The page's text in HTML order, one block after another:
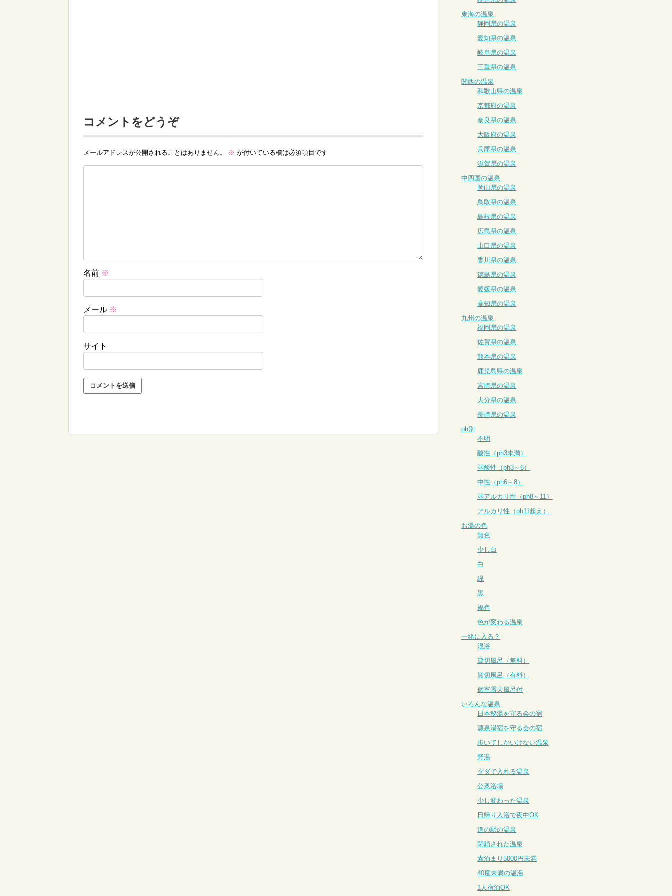
コメントをどうぞ
メールアドレスが公開されることはありません。 ※ が付いている欄は必須項目です
名前 ※
メール ※
サイト
東海の温泉
静岡県の温泉
愛知県の温泉
岐阜県の温泉
三重県の温泉
関西の温泉
和歌山県の温泉
京都府の温泉
奈良県の温泉
大阪府の温泉
兵庫県の温泉
滋賀県の温泉
中四国の温泉
岡山県の温泉
鳥取県の温泉
島根県の温泉
広島県の温泉
山口県の温泉
香川県の温泉
徳島県の温泉
愛媛県の温泉
高知県の温泉
九州の温泉
福岡県の温泉
佐賀県の温泉
熊本県の温泉
鹿児島県の温泉
宮崎県の温泉
大分県の温泉
長崎県の温泉
ph別
不明
酸性（ph3未満）
弱酸性（ph3～6）
中性（ph6～8）
弱アルカリ性（ph8～11）
アルカリ性（ph11超え）
お湯の色
無色
少し白
白
緑
黒
褐色
色が変わる温泉
一緒に入る？
混浴
貸切風呂（無料）
貸切風呂（有料）
個室露天風呂付
いろんな温泉
日本秘湯を守る会の宿
源泉湯宿を守る会の宿
歩いてしかいけない温泉
野湯
タダで入れる温泉
公衆浴場
少し変わった温泉
日帰り入浴で夜中OK
道の駅の温泉
閉鎖された温泉
素泊まり5000円未満
40度未満の温湯
1人宿泊OK